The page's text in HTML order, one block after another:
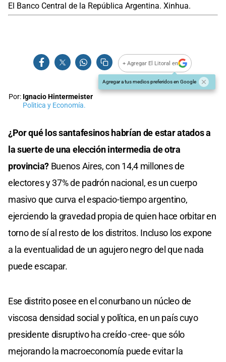
El Banco Central de la República Argentina. Xinhua.
+ Agregar El Litoral en
Agregar a tus medios preferidos en Google
Por: Ignacio Hintermeister
Politica y Economía.
¿Por qué los santafesinos habrían de estar atados a
la suerte de una elección intermedia de otra
provincia? Buenos Aires, con 14,4 millones de
electores y 37% de padrón nacional, es un cuerpo
masivo que curva el espacio-tiempo argentino,
ejerciendo la gravedad propia de quien hace orbitar en
torno de sí al resto de los distritos. Incluso los expone
a la eventualidad de un agujero negro del que nada
puede escapar.
Ese distrito posee en el conurbano un núcleo de
viscosa densidad social y política, en un país cuyo
presidente disruptivo ha creído -cree- que sólo
mejorando la macroeconomía puede evitar la